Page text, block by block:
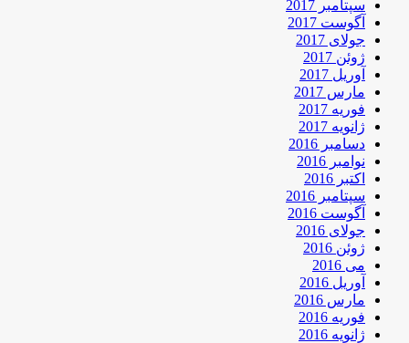
سپتامبر 2017
آگوست 2017
جولای 2017
ژوئن 2017
آوریل 2017
مارس 2017
فوریه 2017
ژانویه 2017
دسامبر 2016
نوامبر 2016
اکتبر 2016
سپتامبر 2016
آگوست 2016
جولای 2016
ژوئن 2016
می 2016
آوریل 2016
مارس 2016
فوریه 2016
ژانویه 2016